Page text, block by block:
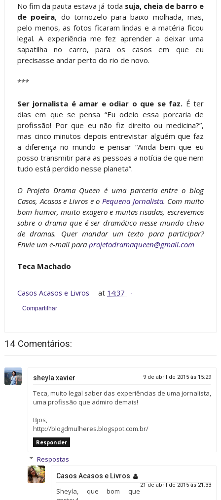
No fim da pauta estava já toda suja, cheia de barro e
de poeira, do tornozelo para baixo molhada, mas,
pelo menos, as fotos ficaram lindas e a matéria ficou
legal. A experiência me fez aprender a deixar uma
sapatilha no carro, para os casos em que eu
precisasse andar perto do rio de novo.
***
Ser jornalista é amar e odiar o que se faz. É ter
dias em que se pensa “Eu odeio essa porcaria de
profissão! Por que eu não fiz direito ou medicina?”,
mas cinco minutos depois entrevistar alguém que faz
a diferença no mundo e pensar “Ainda bem que eu
posso transmitir para as pessoas a notícia de que nem
tudo está perdido nesse planeta”.
O Projeto Drama Queen é uma parceria entre o blog
Casos, Acasos e Livros e o Pequena Jornalista. Com muito
bom humor, muito exagero e muitas risadas, escrevemos
sobre o drama que é ser dramático nesse mundo cheio
de dramas. Quer mandar um texto para participar?
Envie um e-mail para projetodramaqueen@gmail.com
Teca Machado
Casos Acasos e Livros at 14:37
Compartilhar
14 Comentários:
sheyla xavier 9 de abril de 2015 às 15:29
Teca, muito legal saber das experiências de uma jornalista,
uma profissão que admiro demais!
Bjos,
http://blogdmulheres.blogspot.com.br/
Responder
Respostas
Casos Acasos e Livros
21 de abril de 2015 às 21:33
Sheyla, que bom que